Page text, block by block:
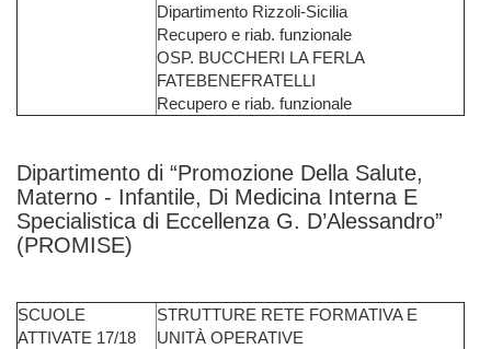
Dipartimento Rizzoli-Sicilia
Recupero e riab. funzionale
OSP. BUCCHERI LA FERLA
FATEBENEFRATELLI
Recupero e riab. funzionale
Dipartimento di “Promozione Della Salute,
Materno - Infantile, Di Medicina Interna E
Specialistica di Eccellenza G. D’Alessandro”
(PROMISE)
SCUOLE
ATTIVATE 17/18
STRUTTURE RETE FORMATIVA E
UNITÀ OPERATIVE